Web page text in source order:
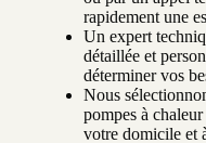
rapidement une
Un expert
détaillée et
déterminer vos
Nous
pompes à
votre domicile et